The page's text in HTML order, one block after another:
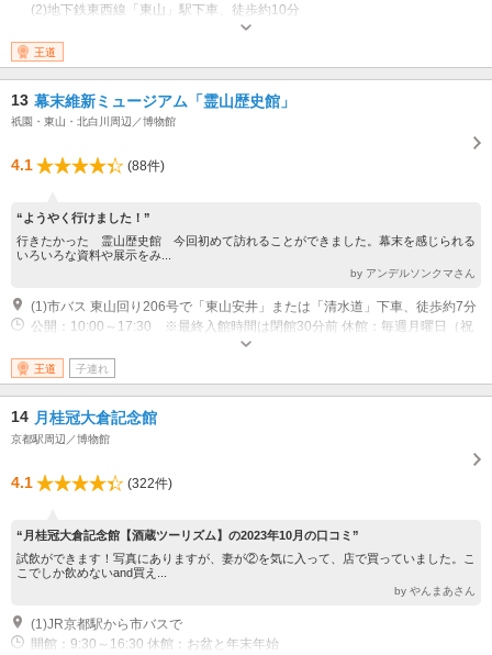
(2)地下鉄東西線「東山」駅下車、徒歩約10分
開館時間：午前10時～午後6時（入館は午後5時30分まで）※夜間開館（企
画展開催中の金）あり 休館日：毎週月曜日（月曜日が休日に当たる場合
は、翌日が休館）及び年末・年始 その他：※時間、休館は臨時変更の場合
王道
13 幕末維新ミュージアム「霊山歴史館」
祇園・東山・北白川周辺／博物館
4.1 (88件)
“ようやく行けました！”
行きたかった 霊山歴史館 今回初めて訪れることができました。幕末を感じられる
いろいろな資料や展示をみ...
by アンデルソンクマさん
(1)市バス 東山回り206号で「東山安井」または「清水道」下車、徒歩約7分
公開：10:00～17:30 ※最終入館時間は閉館30分前 休館：毎週月曜日（祝
日の場合は開館、翌日休館） ※展覧会の切り替え時には展示替え休館日あ
り
王道 子連れ
14 月桂冠大倉記念館
京都駅周辺／博物館
4.1 (322件)
“月桂冠大倉記念館【酒蔵ツーリズム】の2023年10月の口コミ”
試飲ができます！写真にありますが、妻が②を気に入って、店で買っていました。こ
こでしか飲めないand買え...
by やんまあさん
(1)JR京都駅から市バスで
開館：9:30～16:30 休館：お盆と年末年始